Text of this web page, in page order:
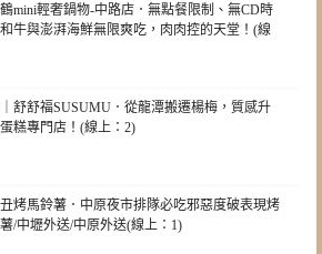
mini輕奢鍋物-中路店．無點餐限制、無CD時
牛與澎湃海鮮無限爽吃，肉肉控的天堂！(線
舒舒福SUSUMU．從龍潭搬遷楊梅，質感升
糕專門店！(線上：2)
烤馬鈴薯．中原夜市排隊必吃邪惡度破表現烤
/中壢外送/中原外送(線上：1)